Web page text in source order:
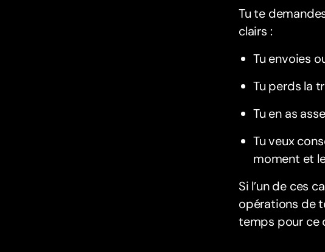
Tu te
clairs :
Tu envoies
Tu perds la
Tu en as
Tu veux
moment et
Si l’un de ces
opérations de
temps pour ce